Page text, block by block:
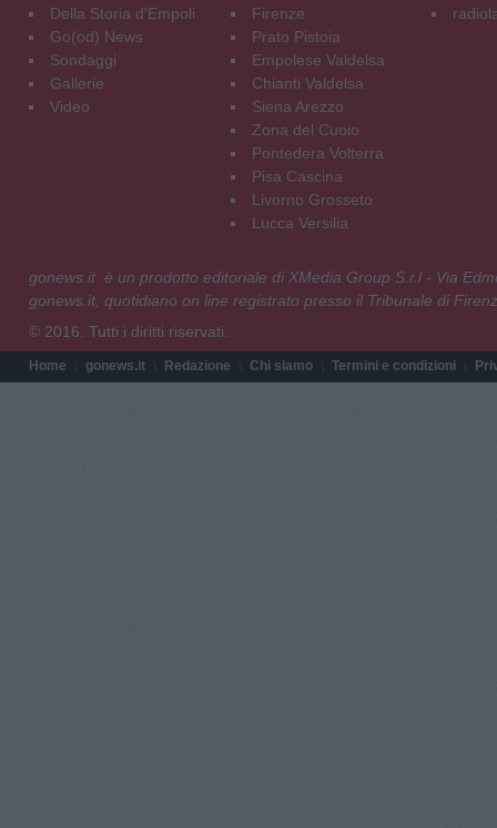
Della Storia d'Empoli
Go(od) News
Sondaggi
Gallerie
Video
Firenze
Prato Pistoia
Empolese Valdelsa
Chianti Valdelsa
Siena Arezzo
Zona del Cuoio
Pontedera Volterra
Pisa Cascina
Livorno Grosseto
Lucca Versilia
gonews.it è un prodotto editoriale di XMedia Group S.r.l - Via
gonews.it, quotidiano on line registrato presso il Tribunale di
© 2016. Tutti i diritti riservati.
Home gonews.it Redazione Chi siamo Termini e condizioni